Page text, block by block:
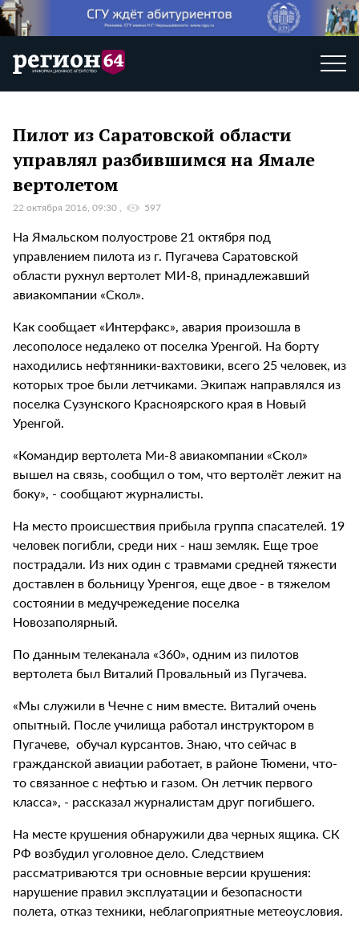
Пилот из Саратовской области
управлял разбившимся на Ямале
вертолетом
22 октября 2016, 09:30 597
На Ямальском полуострове 21 октября под
управлением пилота из г. Пугачева Саратовской
области рухнул вертолет МИ-8, принадлежавший
авиакомпании «Скол».
Как сообщает «Интерфакс», авария произошла в
лесополосе недалеко от поселка Уренгой. На борту
находились нефтянники-вахтовики, всего 25 человек, из
которых трое были летчиками. Экипаж направлялся из
поселка Сузунского Красноярского края в Новый
Уренгой.
«Командир вертолета Ми-8 авиакомпании «Скол»
вышел на связь, сообщил о том, что вертолёт лежит на
боку», - сообщают журналисты.
На место происшествия прибыла группа спасателей. 19
человек погибли, среди них - наш земляк. Еще трое
пострадали. Из них один с травмами средней тяжести
доставлен в больницу Уренгоя, еще двое - в тяжелом
состоянии в медучрежедение поселка
Новозаполярный.
По данным телеканала «360», одним из пилотов
вертолета был Виталий Провальный из Пугачева.
«Мы служили в Чечне с ним вместе. Виталий очень
опытный. После училища работал инструктором в
Пугачеве, обучал курсантов. Знаю, что сейчас в
гражданской авиации работает, в районе Тюмени, что-
то связанное с нефтью и газом. Он летчик первого
класса», - рассказал журналистам друг погибшего.
На месте крушения обнаружили два черных ящика. СК
РФ возбудил уголовное дело. Следствием
рассматриваются три основные версии крушения:
нарушение правил эксплуатации и безопасности
полета, отказ техники, неблагоприятные метеоусловия.